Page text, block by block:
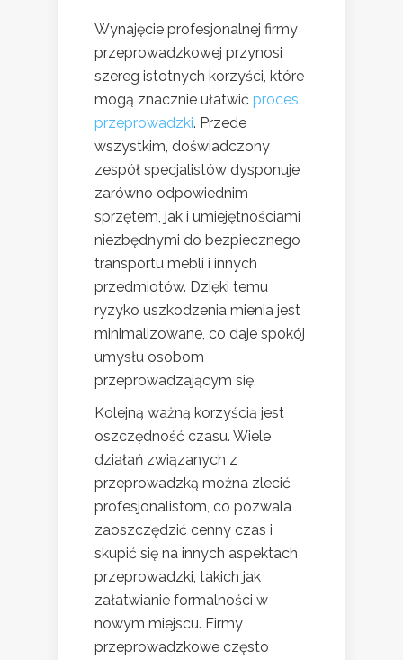
Wynajęcie profesjonalnej firmy
przeprowadzkowej przynosi
szereg istotnych korzyści, które
mogą znacznie ułatwić proces
przeprowadzki. Przede
wszystkim, doświadczony
zespół specjalistów dysponuje
zarówno odpowiednim
sprzętem, jak i umiejętnościami
niezbędnymi do bezpiecznego
transportu mebli i innych
przedmiotów. Dzięki temu
ryzyko uszkodzenia mienia jest
minimalizowane, co daje spokój
umysłu osobom
przeprowadzającym się.
Kolejną ważną korzyścią jest
oszczędność czasu. Wiele
działań związanych z
przeprowadzką można zlecić
profesjonalistom, co pozwala
zaoszczędzić cenny czas i
skupić się na innych aspektach
przeprowadzki, takich jak
załatwianie formalności w
nowym miejscu. Firmy
przeprowadzkowe często